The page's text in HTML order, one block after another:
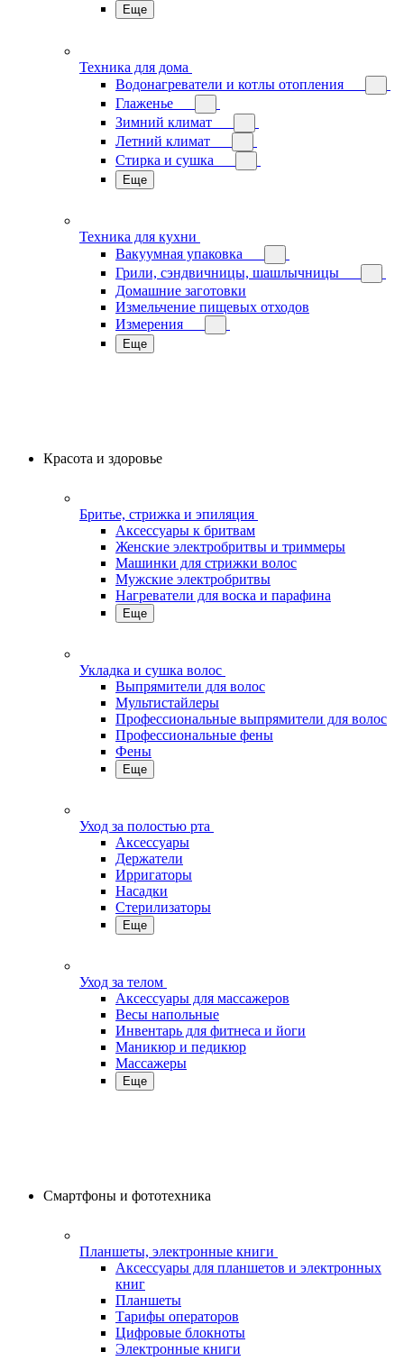
Еще
Техника для дома
Водонагреватели и котлы отопления
Глаженье
Зимний климат
Летний климат
Стирка и сушка
Еще
Техника для кухни
Вакуумная упаковка
Грили, сэндвичницы, шашлычницы
Домашние заготовки
Измельчение пищевых отходов
Измерения
Еще
Красота и здоровье
Бритье, стрижка и эпиляция
Аксессуары к бритвам
Женские электробритвы и триммеры
Машинки для стрижки волос
Мужские электробритвы
Нагреватели для воска и парафина
Еще
Укладка и сушка волос
Выпрямители для волос
Мультистайлеры
Профессиональные выпрямители для волос
Профессиональные фены
Фены
Еще
Уход за полостью рта
Аксессуары
Держатели
Ирригаторы
Насадки
Стерилизаторы
Еще
Уход за телом
Аксессуары для массажеров
Весы напольные
Инвентарь для фитнеса и йоги
Маникюр и педикюр
Массажеры
Еще
Смартфоны и фототехника
Планшеты, электронные книги
Аксессуары для планшетов и электронных
книг
Планшеты
Тарифы операторов
Цифровые блокноты
Электронные книги